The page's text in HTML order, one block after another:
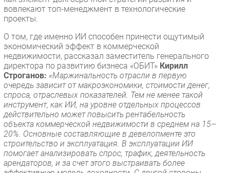
вовлекают топ-менеджмент в технологические
проекты.
О том, где именно ИИ способен принести ощутимый
экономический эффект в коммерческой
недвижимости, рассказал заместитель генерального
директора по развитию бизнеса «ОБИТ» Кирилл
Строганов: «Маржинальность отрасли в первую
очередь зависит от макроэкономики, стоимости денег,
спроса, отраслевых показателей. Тем не менее такой
инструмент, как ИИ, на уровне отдельных процессов
действительно может повысить рентабельность
объекта коммерческой недвижимости в среднем на 15–
20%. Основные составляющие в девелопменте это
строительство и эксплуатация. В эксплуатации ИИ
помогает анализировать спрос, трафик, деятельность
арендаторов, и за счет этого выстраивать более